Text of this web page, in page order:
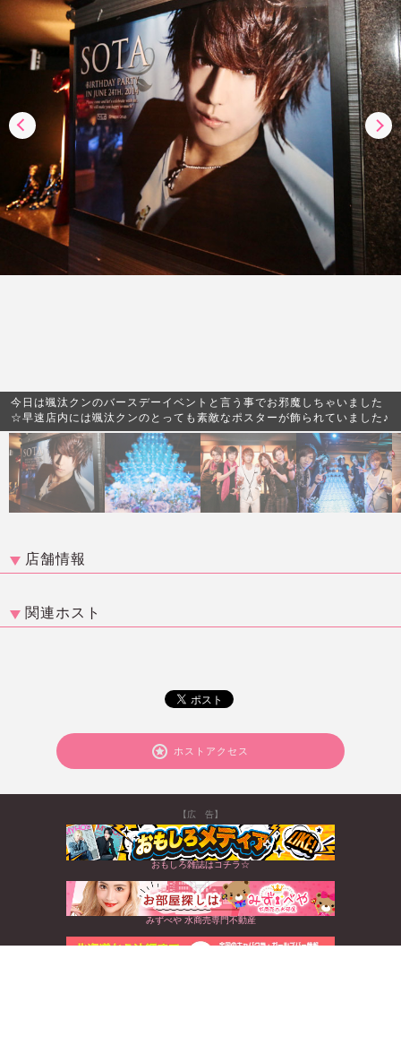
今日は颯汰クンのバースデーイベントと言う事でお邪魔しちゃいました
☆早速店内には颯汰クンのとっても素敵なポスターが飾られていました♪
店舗情報
関連ホスト
ホストアクセス
【広 告】
おもしろ雑誌はコチラ☆
みずべや 水商売専門不動産